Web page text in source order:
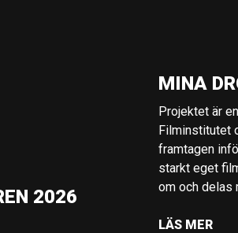
MINA
Projektet är
Filminstitutet
framtagen
starkt eget
om och delas
LÄS MER
2026